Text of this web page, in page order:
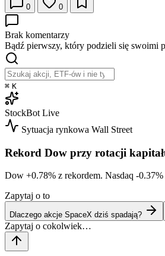
0 0
Brak komentarzy
Bądź pierwszy, który podzieli się swoimi
⌘ K
StockBot Live
Sytuacja rynkowa Wall Street
Rekord Dow przy rotacji
Dow +0.78% z rekordem. Nasdaq -0.37%
Zapytaj o to
Dlaczego akcje SpaceX dziś spadają?